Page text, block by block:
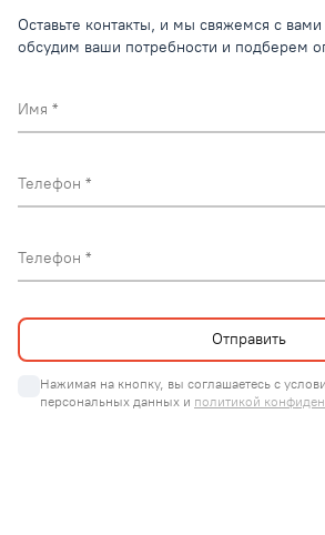
Оставьте контакты, и мы свяжемся с
обсудим ваши потребности и подберем
Имя
Телефон
Телефон
Нажимая на кнопку, вы соглашаетесь с
персональных данных и политикой